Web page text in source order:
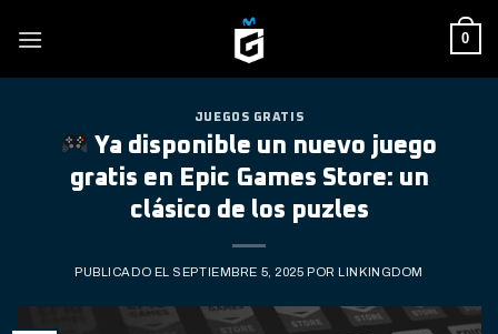
0
JUEGOS GRATIS
Ya disponible un nuevo juego
gratis en Epic Games Store: un
clásico de los puzles
PUBLICADO EL SEPTIEMBRE 5, 2025 POR LINKINGDOM